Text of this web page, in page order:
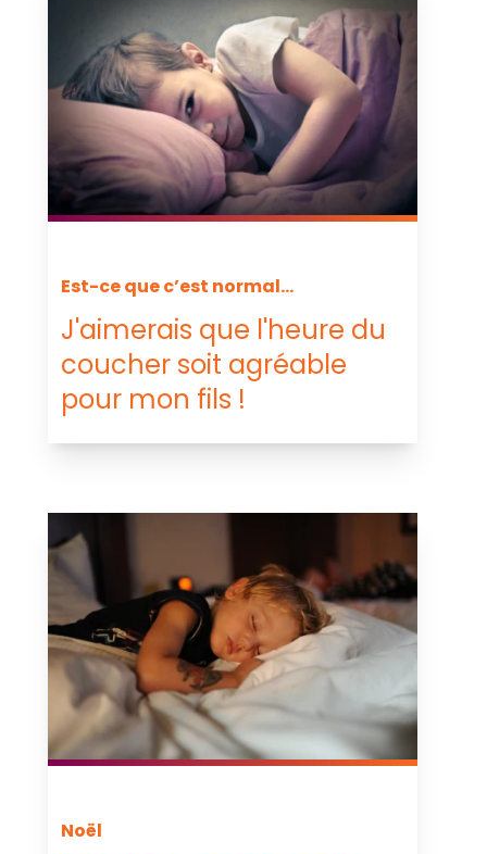
Est-ce que c’est normal...
J'aimerais que l'heure du
coucher soit agréable
pour mon fils !
Noël